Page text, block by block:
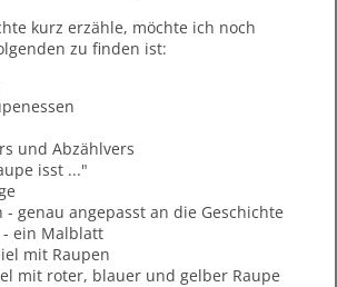
kurz erzähle, möchte ich noch
zu finden ist:
und Abzählvers
isst ..."
- genau angepasst an die Geschichte
- ein Malblatt
mit Raupen
mit roter, blauer und gelber Raupe